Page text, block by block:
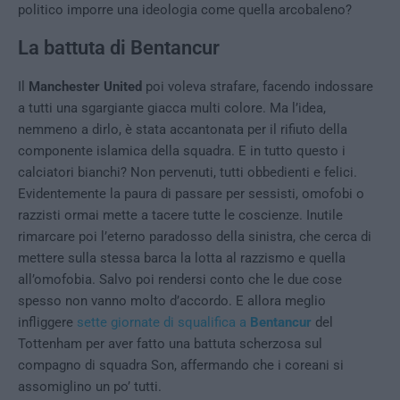
politico imporre una ideologia come quella arcobaleno?
La battuta di Bentancur
Il Manchester United poi voleva strafare, facendo indossare
a tutti una sgargiante giacca multi colore. Ma l’idea,
nemmeno a dirlo, è stata accantonata per il rifiuto della
componente islamica della squadra. E in tutto questo i
calciatori bianchi? Non pervenuti, tutti obbedienti e felici.
Evidentemente la paura di passare per sessisti, omofobi o
razzisti ormai mette a tacere tutte le coscienze. Inutile
rimarcare poi l’eterno paradosso della sinistra, che cerca di
mettere sulla stessa barca la lotta al razzismo e quella
all’omofobia. Salvo poi rendersi conto che le due cose
spesso non vanno molto d’accordo. E allora meglio
infliggere sette giornate di squalifica a Bentancur del
Tottenham per aver fatto una battuta scherzosa sul
compagno di squadra Son, affermando che i coreani si
assomiglino un po’ tutti.